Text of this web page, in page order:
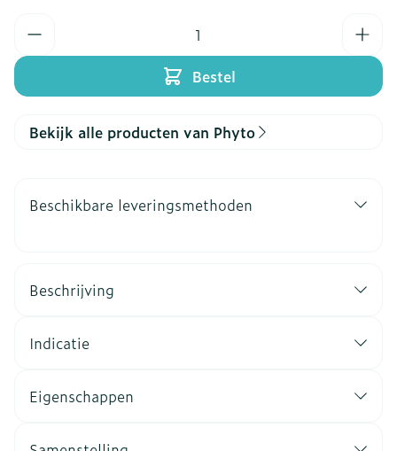
Bestel
Bekijk alle producten van Phyto
Beschikbare leveringsmethoden
Beschrijving
Indicatie
Eigenschappen